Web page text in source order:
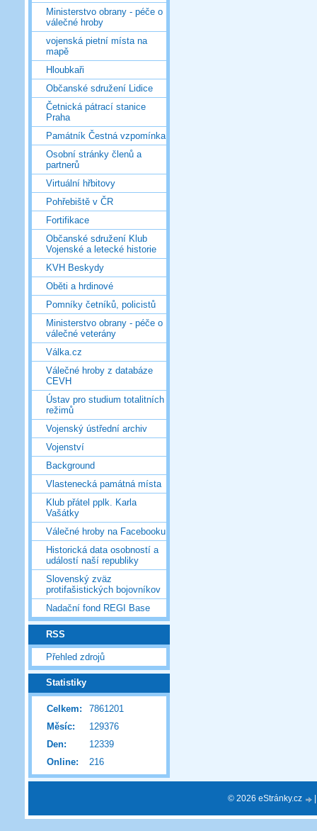
Ministerstvo obrany - péče o
válečné hroby
vojenská pietní místa na
mapě
Hloubkaři
Občanské sdružení Lidice
Četnická pátrací stanice
Praha
Památník Čestná vzpomínka
Osobní stránky členů a
partnerů
Virtuální hřbitovy
Pohřebiště v ČR
Fortifikace
Občanské sdružení Klub
Vojenské a letecké historie
KVH Beskydy
Oběti a hrdinové
Pomníky četníků, policistů
Ministerstvo obrany - péče o
válečné veterány
Válka.cz
Válečné hroby z databáze
CEVH
Ústav pro studium totalitních
režimů
Vojenský ústřední archiv
Vojenství
Background
Vlastenecká památná místa
Klub přátel pplk. Karla
Vašátky
Válečné hroby na Facebooku
Historická data osobností a
událostí naší republiky
Slovenský zväz
protifašistických bojovníkov
Nadační fond REGI Base
RSS
Přehled zdrojů
Statistiky
Online: 216
Celkem:
7861201
Měsíc:
129376
Den:
12339
© 2026 eStránky.cz